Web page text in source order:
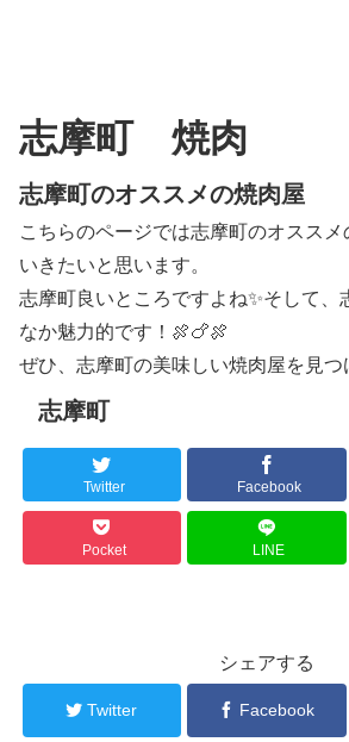
志摩町 焼肉
志摩町のオススメの焼肉屋
こちらのページでは志摩町のオスス
いきたいと思います。
志摩町良いところですよね✨そして、
なか魅力的です！🍖🍗🍖
ぜひ、志摩町の美味しい焼肉屋を見つ
志摩町
Twitter Facebook
Pocket LINE
シェアする
Twitter Facebook